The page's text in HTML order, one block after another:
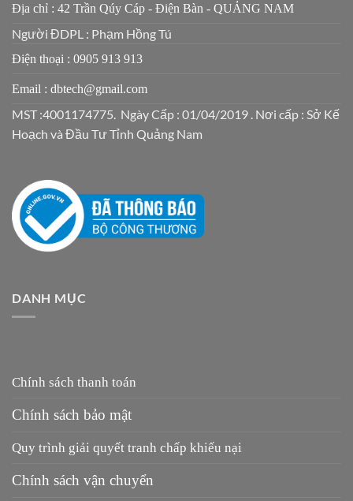
Địa chỉ : 42 Trần Qúy Cáp - Điện Bàn - QUẢNG NAM
Người ĐDPL : Phạm Hồng Tú
Điện thoại : 0905 913 913
Email : dbtech@gmail.com
MST :4001174775. Ngày Cấp : 01/04/2019 . Nơi cấp : Sở Kế
Hoạch và Đầu Tư Tỉnh Quảng Nam
DANH MỤC
Chính sách thanh toán
Chính sách bảo mật
Quy trình giải quyết tranh chấp khiếu nại
Chính sách vận chuyển